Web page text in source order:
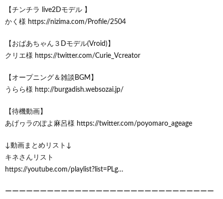
【チンチラ live2Dモデル 】
かく様 https://nizima.com/Profile/2504
【おばあちゃん３Dモデル(Vroid)】
クリエ様 https://twitter.com/Curie_Vcreator
【オープニング＆雑談BGM】
うらら様 http://burgadish.websozai.jp/
【待機動画】
あげヮラのぽよ麻呂様 https://twitter.com/poyomaro_ageage
↓動画まとめリスト↓
キネさんリスト
https://youtube.com/playlist?list=PLg…
ーーーーーーーーーーーーーーーーーーーーーーーーーーーーーー